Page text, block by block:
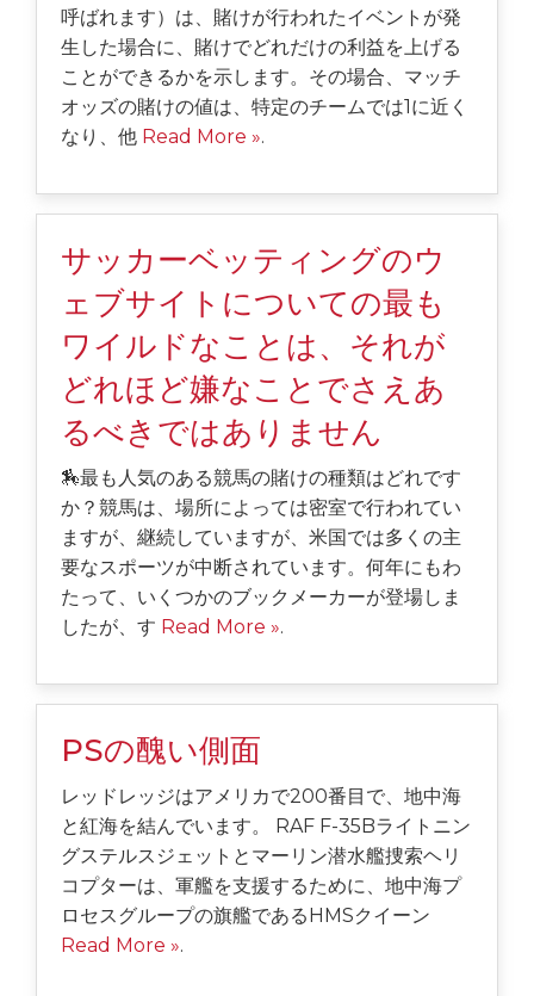
呼ばれます）は、賭けが行われたイベントが発
生した場合に、賭けでどれだけの利益を上げる
ことができるかを示します。その場合、マッチ
オッズの賭けの値は、特定のチームでは1に近く
なり、他 Read More ».
サッカーベッティングのウ
ェブサイトについての最も
ワイルドなことは、それが
どれほど嫌なことでさえあ
るべきではありません
🏇最も人気のある競馬の賭けの種類はどれです
か？競馬は、場所によっては密室で行われてい
ますが、継続していますが、米国では多くの主
要なスポーツが中断されています。何年にもわ
たって、いくつかのブックメーカーが登場しま
したが、す Read More ».
PSの醜い側面
レッドレッジはアメリカで200番目で、地中海
と紅海を結んでいます。 RAF F-35Bライトニン
グステルスジェットとマーリン潜水艦捜索ヘリ
コプターは、軍艦を支援するために、地中海プ
ロセスグループの旗艦であるHMSクイーン
Read More ».